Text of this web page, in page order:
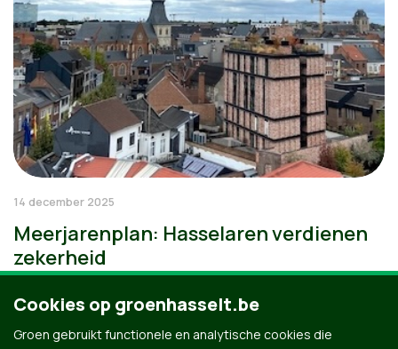
14 december 2025
Meerjarenplan: Hasselaren verdienen
zekerheid
Cookies op groenhasselt.be
Groen gebruikt functionele en analytische cookies die